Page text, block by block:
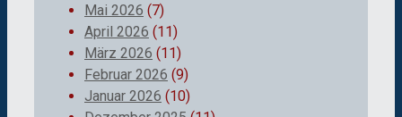
Mai 2026 (7)
April 2026 (11)
März 2026 (11)
Februar 2026 (9)
Januar 2026 (10)